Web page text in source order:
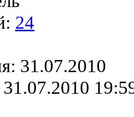
24
31.07.2010
31.07.2010